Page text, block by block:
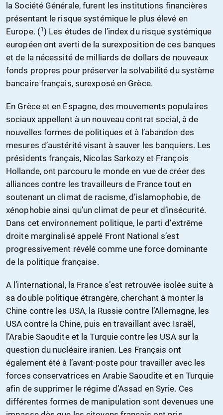
la Société Générale, furent les institutions financières
présentant le risque systémique le plus élevé en
Europe. (1) Les études de l’index du risque systémique
européen ont averti de la surexposition de ces banques
et de la nécessité de milliards de dollars de nouveaux
fonds propres pour préserver la solvabilité du système
bancaire français, surexposé en Grèce.
En Grèce et en Espagne, des mouvements populaires
sociaux appellent à un nouveau contrat social, à de
nouvelles formes de politiques et à l’abandon des
mesures d’austérité visant à sauver les banquiers. Les
présidents français, Nicolas Sarkozy et François
Hollande, ont parcouru le monde en vue de créer des
alliances contre les travailleurs de France tout en
soutenant un climat de racisme, d’islamophobie, de
xénophobie ainsi qu’un climat de peur et d’insécurité.
Dans cet environnement politique, le parti d’extrême
droite marginalisé appelé Front National s’est
progressivement révélé comme une force dominante
de la politique française.
A l’international, la France s’est retrouvée isolée suite à
sa double politique étrangère, cherchant à monter la
Chine contre les USA, la Russie contre l’Allemagne, les
USA contre la Chine, puis en travaillant avec Israël,
l’Arabie Saoudite et la Turquie contre les USA sur la
question du nucléaire iranien. Les Français ont
également été à l’avant-poste pour travailler avec les
forces conservatrices en Arabie Saoudite et en Turquie
afin de supprimer le régime d’Assad en Syrie. Ces
différentes formes de manipulation sont devenues une